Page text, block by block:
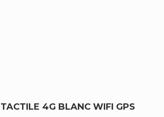
4G BLANC WIFI GPS